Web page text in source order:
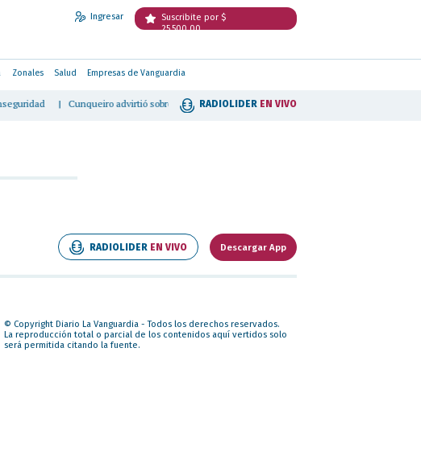
Suscribite por $
25.500,00
Ingresar
Zonales Salud Empresas de Vanguardia
|Cunqueiro advirtió sobre el crecimiento de la ludopatía infantil y pidió avanzar con una
RADIOLIDER EN VIVO
Descargar App
RADIOLIDER EN VIVO
© Copyright Diario La Vanguardia - Todos los derechos reservados.
La reproducción total o parcial de los contenidos aquí vertidos solo
será permitida citando la fuente.